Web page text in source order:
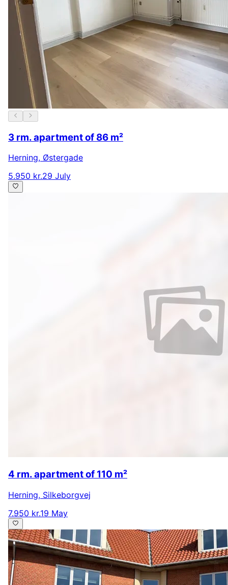
3 rm. apartment of 86 m²
Herning, Østergade
5.950 kr.29 July
4 rm. apartment of 110 m²
Herning, Silkeborgvej
7.950 kr.19 May